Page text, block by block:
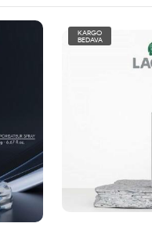
KARGO
BEDAVA